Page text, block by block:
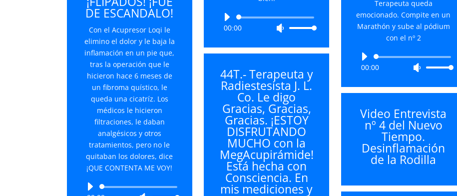
o
volumen.
DE ESCANDALO!
Con el Acupresor Loqi le
elimino el dolor y le baja la
inflamación en un pie que,
tras la operación que le
hicieron hace 6 meses de
un fibroma quístico, le
queda una cicatríz. Los
médicos le hicieron
filtraciones, le daban
analgésicos y otros
tratamientos, pero no le
quitaban los dolores, dice
¡QUE CONTENTA ME VOY!
Reproductor
Reproductor
00:00
Utiliza
flecha
arriba/abajo
para
aumentar
o
disminuir
el
volumen.
44T.- Terapeuta y
Radiestesista J. L.
Co. Le digo
Gracias, Gracias,
Gracias. ¡ESTOY
DISFRUTANDO
MUCHO con la
MegAcupirámide!
Está hecha con
Consciencia. En
mis mediciones y
Terapeuta queda
emocionado. Compite en un
Marathón y sube al pódium
con el nº 2
Reproductor
00:00
Utiliza
flecha
arriba/abajo
aumentar
o
volumen.
Video Entrevista
nº 4 del Nuevo
Tiempo.
Desinflamación
de la Rodilla